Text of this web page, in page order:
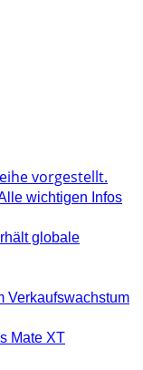
wichtigen Infos
globale
Verkaufswachstum
Mate XT